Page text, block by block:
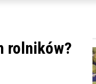
rolników?